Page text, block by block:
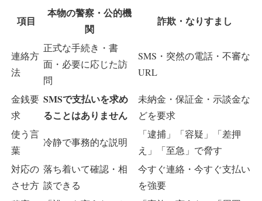
項目
本物の警察・公的機
関
詐欺・なりすまし
連絡方
法
正式な手続き・書
面・必要に応じた訪
問
SMS・突然の電話・不審な
URL
金銭要
求
SMSで支払いを求め
ることはありません
未納金・保証金・示談金な
どを要求
使う言
葉
冷静で事務的な説明
「逮捕」「容疑」「差押
え」「至急」で脅す
対応の
させ方
落ち着いて確認・相
談できる
今すぐ連絡・今すぐ支払い
を強要